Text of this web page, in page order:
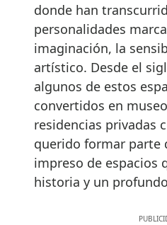
donde han
personalidades
imaginación, la
artístico. Desde el
algunos de estos
convertidos en
residencias privadas
querido formar parte
impreso de espacios
historia y un